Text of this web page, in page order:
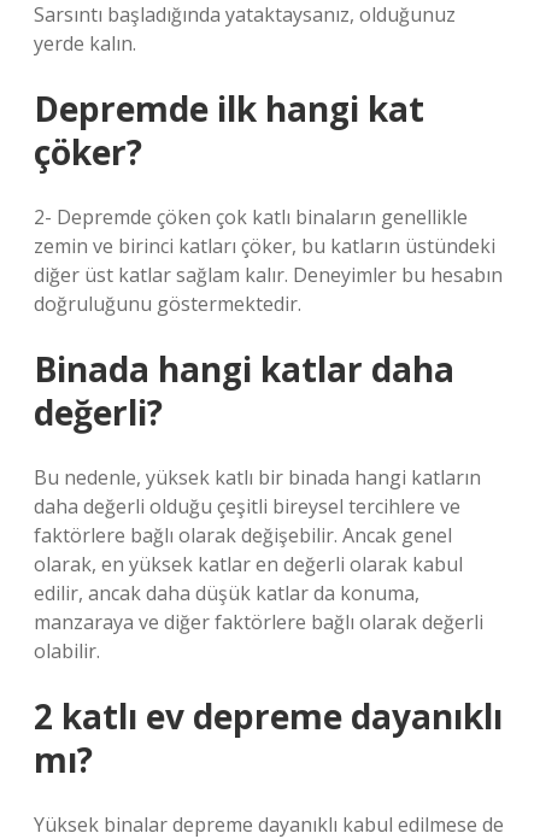
Sarsıntı başladığında yataktaysanız, olduğunuz
yerde kalın.
Depremde ilk hangi kat
çöker?
2- Depremde çöken çok katlı binaların genellikle
zemin ve birinci katları çöker, bu katların üstündeki
diğer üst katlar sağlam kalır. Deneyimler bu hesabın
doğruluğunu göstermektedir.
Binada hangi katlar daha
değerli?
Bu nedenle, yüksek katlı bir binada hangi katların
daha değerli olduğu çeşitli bireysel tercihlere ve
faktörlere bağlı olarak değişebilir. Ancak genel
olarak, en yüksek katlar en değerli olarak kabul
edilir, ancak daha düşük katlar da konuma,
manzaraya ve diğer faktörlere bağlı olarak değerli
olabilir.
2 katlı ev depreme dayanıklı
mı?
Yüksek binalar depreme dayanıklı kabul edilmese de